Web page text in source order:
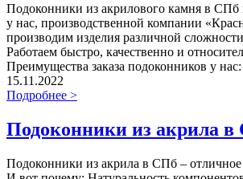
Подоконники из акрилового камня в
у нас, производственной компании
производим изделия различной
Работаем быстро, качественно и
Преимущества заказа подоконников у нас:
15.11.2022
Подробнее >
Подоконники из акрила
Подоконники из акрила в СПб –